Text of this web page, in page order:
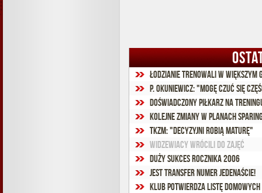
Łodzianie trenowali w większym
P. Okuniewicz: "Mogę czuć się
Doświadczony piłkarz na
Kolejne zmiany w planach
TKzM: "Decyzyjni robią maturę"
Widzewiacy wrócili do zajęć
Duży sukces rocznika 2006
Jest transfer numer jedenaście!
Klub potwierdza listę domowych